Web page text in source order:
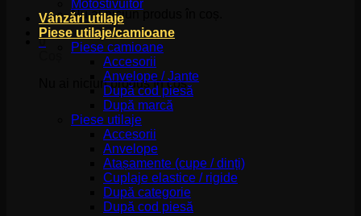
Nu ai niciun produs în coș.
0
Nu ai niciun produs în coș.
Motostivuitor
Vânzări utilaje
Piese utilaje/camioane
Piese camioane
Accesorii
Anvelope / Jante
După cod piesă
După marcă
Piese utilaje
Accesorii
Anvelope
Atașamente (cupe / dinți)
Cuplaje elastice / rigide
După categorie
După cod piesă